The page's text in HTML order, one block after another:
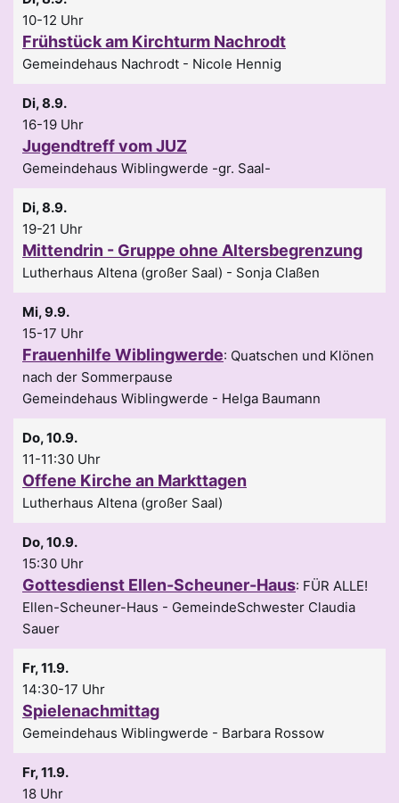
10-12 Uhr
Frühstück am Kirchturm Nachrodt
Gemeindehaus Nachrodt Nicole Hennig
Di, 8.9.
16-19 Uhr
Jugendtreff vom JUZ
Gemeindehaus Wiblingwerde -gr. Saal-
Di, 8.9.
19-21 Uhr
Mittendrin - Gruppe ohne Altersbegrenzung
Lutherhaus Altena (großer Saal) Sonja Claßen
Mi, 9.9.
15-17 Uhr
Frauenhilfe Wiblingwerde: Quatschen und Klönen
nach der Sommerpause
Gemeindehaus Wiblingwerde
Helga Baumann
Do, 10.9.
11-11:30 Uhr
Offene Kirche an Markttagen
Lutherhaus Altena (großer Saal)
Do, 10.9.
15:30 Uhr
Gottesdienst Ellen-Scheuner-Haus: FÜR ALLE!
Ellen-Scheuner-Haus
GemeindeSchwester Claudia
Sauer
Fr, 11.9.
14:30-17 Uhr
Spielenachmittag
Gemeindehaus Wiblingwerde Barbara Rossow
Fr, 11.9.
18 Uhr